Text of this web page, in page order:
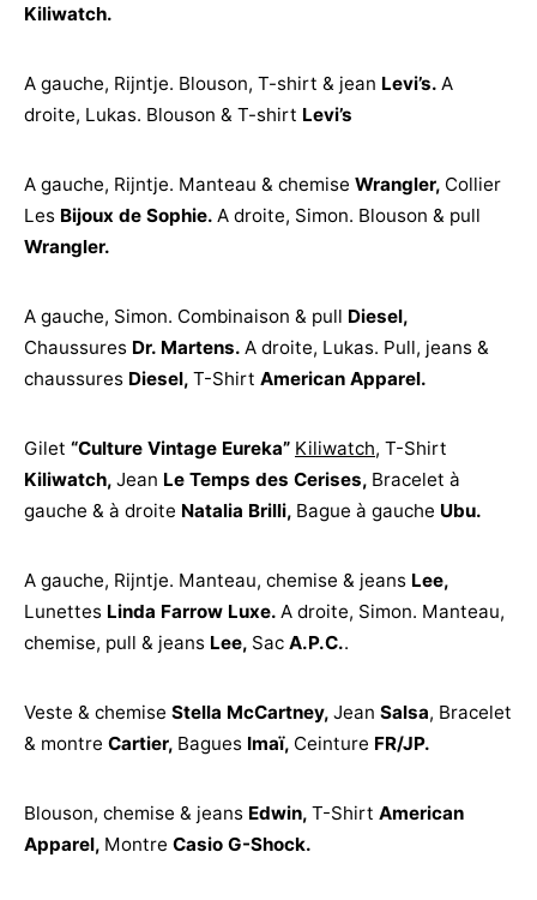
Kiliwatch.
A gauche, Rijntje. Blouson, T-shirt & jean Levi’s. A
droite, Lukas. Blouson & T-shirt Levi’s
A gauche, Rijntje. Manteau & chemise Wrangler, Collier
Les Bijoux de Sophie. A droite, Simon. Blouson & pull
Wrangler.
A gauche, Simon. Combinaison & pull Diesel,
Chaussures Dr. Martens. A droite, Lukas. Pull, jeans &
chaussures Diesel, T-Shirt American Apparel.
Gilet “Culture Vintage Eureka” Kiliwatch, T-Shirt
Kiliwatch, Jean Le Temps des Cerises, Bracelet à
gauche & à droite Natalia Brilli, Bague à gauche Ubu.
A gauche, Rijntje. Manteau, chemise & jeans Lee,
Lunettes Linda Farrow Luxe. A droite, Simon. Manteau,
chemise, pull & jeans Lee, Sac A.P.C..
Veste & chemise Stella McCartney, Jean Salsa, Bracelet
& montre Cartier, Bagues Imaï, Ceinture FR/JP.
Blouson, chemise & jeans Edwin, T-Shirt American
Apparel, Montre Casio G-Shock.